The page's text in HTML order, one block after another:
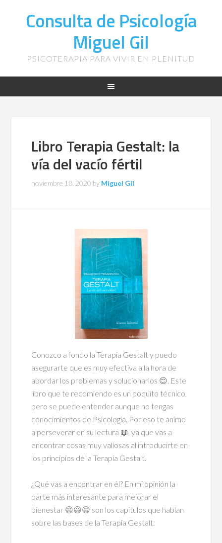
Consulta de Psicología
Miguel Gil
PSICOTERAPIA PARA VIVIR EN PLENITUD
Libro Terapia Gestalt: la
vía del vacío fértil
noviembre 18, 2020 by Miguel Gil
Conozco a fondo la Terapia Gestalt y puedo
asegurarte que es muy efectiva a la hora de
abordar los problemas y solucionarlos 😊. Este
libro que te recomiendo es un poquito técnico,
pero se puede entender aunque no tengas
conocimientos de Psicología. Por eso te animo
a perseverar en su lectura 📖, ya que vas a
encontrar cosas muy valiosas al introducirte en
los principios de la Terapia Gestalt.
¿Qué vas a encontrar en él? En mi opinión la
parte más interesante para mejorar el
bienestar 😃😃😃 son los capítulos que hablan
sobre las bases de la Terapia Gestalt: